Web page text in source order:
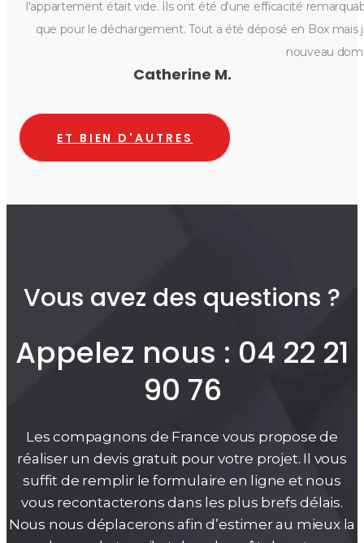
l'appartement était vide. Ils ont été d'une efficacité
que pour le déchargement. Tout a été déposé en Box mais
nouveau
Catherine M.
ET BIEN D'AUTRES
Vous avez des questions ?
Appelez nous : 04 22 21
90 76
Les compagnons de France vous propose de
réaliser un devis gratuit pour votre projet. Il vous
suffit de remplir le formulaire en ligne et nous
vous recontacterons dans les plus brefs délais.
Nous nous déplacerons afin d’estimer au mieux la